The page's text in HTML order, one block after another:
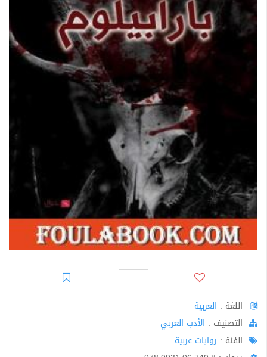
اللغة : العربية
اﻟﺘﺼﻨﻴﻒ : الأدب العربي
الفئة : روايات عربية